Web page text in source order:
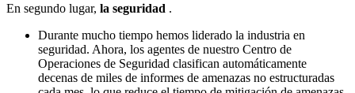
En segundo lugar, la seguridad .
Durante mucho tiempo hemos liderado la industria en
seguridad. Ahora, los agentes de nuestro Centro de
Operaciones de Seguridad clasifican automáticamente
decenas de miles de informes de amenazas no estructuradas